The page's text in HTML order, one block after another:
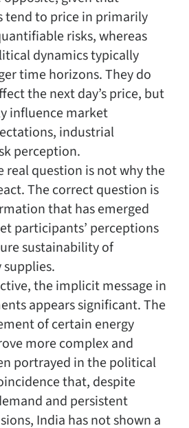
tend to price in primarily
risks, whereas
dynamics typically
time horizons. They do
the next day’s price, but
influence market
industrial
perception.
real question is not why the
The correct question is
that has emerged
participants’ perceptions
sustainability of
the implicit message in
appears significant. The
of certain energy
more complex and
portrayed in the political
that, despite
and persistent
India has not shown a